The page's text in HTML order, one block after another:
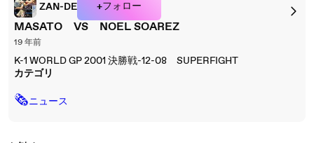
ZAN-DE +フォロー
MASATO VS NOEL SOAREZ
19 年前
K-1 WORLD GP 2001 決勝戦-12-08 SUPERFIGHT
カテゴリ
🗞ニュース